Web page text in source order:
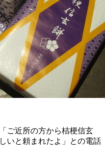
ご近所の方から桔梗信玄
いと頼まれたよ」との電話